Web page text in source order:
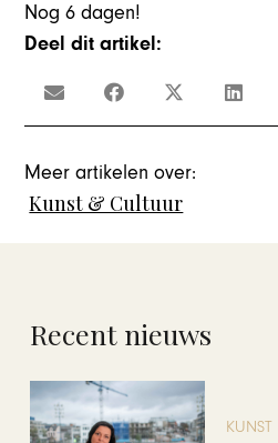
Nog 6 dagen!
Deel dit artikel:
Meer artikelen over:
Kunst & Cultuur
Recent nieuws